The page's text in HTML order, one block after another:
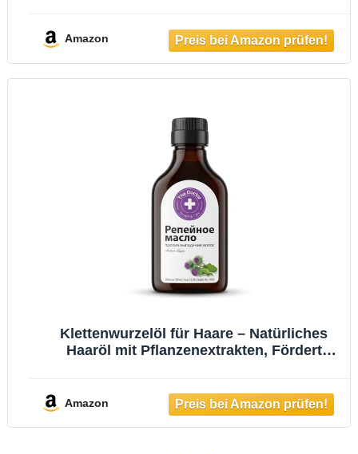
(Hallelujah, Haaröl)
Amazon
Klettenwurzelöl für Haare – Natürliches
Haaröl mit Pflanzenextrakten, Fördert
Amazon